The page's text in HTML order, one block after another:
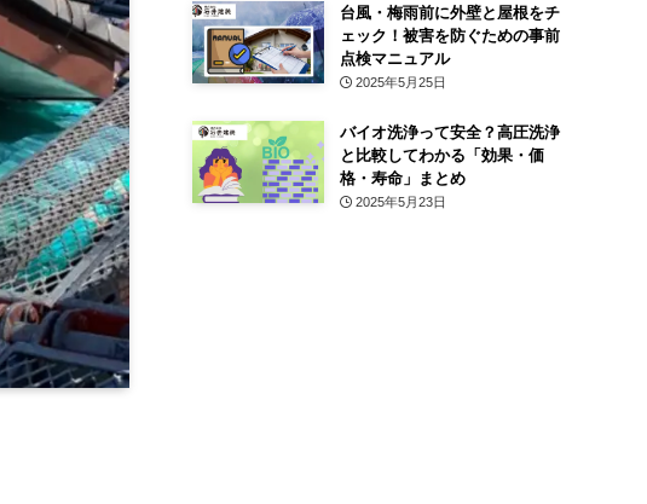
台風・梅雨前に外壁と屋根をチ
ェック！被害を防ぐための事前
点検マニュアル
2025年5月25日
バイオ洗浄って安全？高圧洗浄
と比較してわかる「効果・価
格・寿命」まとめ
2025年5月23日